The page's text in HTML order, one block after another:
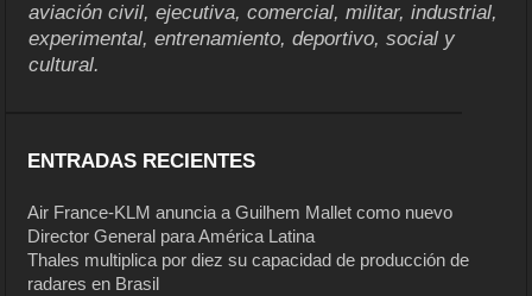
aviación civil, ejecutiva, comercial, militar, industrial,
experimental, entrenamiento, deportivo, social y
cultural.
ENTRADAS RECIENTES
Air France-KLM anuncia a Guilhem Mallet como nuevo
Director General para América Latina
Thales multiplica por diez su capacidad de producción de
radares en Brasil